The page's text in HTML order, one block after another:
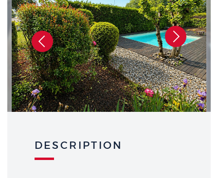
Précédent
Suivant
DESCRIPTION